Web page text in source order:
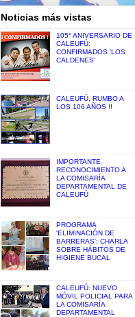
Noticias más vistas
105° ANIVERSARIO DE
CALEUFÚ:
CONFIRMADOS 'LOS
CALDENES'
CALEUFÚ, RUMBO A
LOS 106 AÑOS !!
IMPORTANTE
RECONOCIMIENTO A
LA COMISARÍA
DEPARTAMENTAL DE
CALEUFÚ
PROGRAMA
'ELIMINACIÓN DE
BARRERAS': CHARLA
SOBRE HÁBITOS DE
HIGIENE BUCAL
CALEUFÚ: NUEVO
MÓVIL POLICIAL PARA
LA COMISARÍA
DEPARTAMENTAL